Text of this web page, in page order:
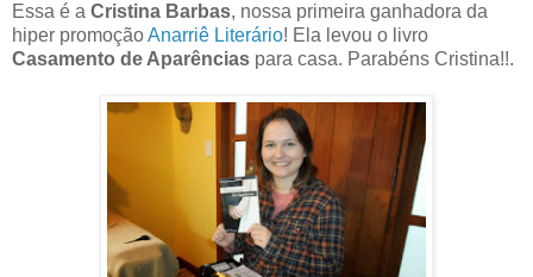
Essa é a Cristina Barbas, nossa primeira ganhadora da
hiper promoçãoAnarriê Literário! Ela levou o livro
Casamento de Aparências para casa. Parabéns Cristina!!.